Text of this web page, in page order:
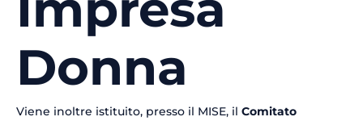
Donna
Viene inoltre istituito, presso il MISE, il Comitato